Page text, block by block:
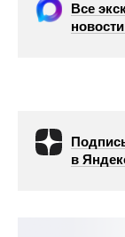
Все
в